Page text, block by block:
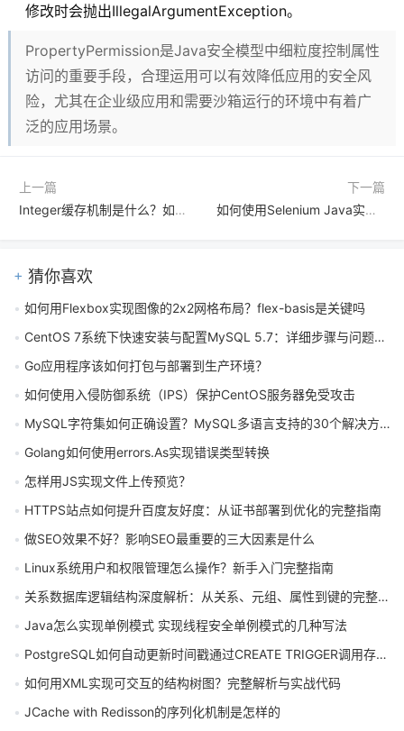
修改时会抛出IllegalArgumentException。
PropertyPermission是Java安全模型中细粒度控制属性
访问的重要手段，合理运用可以有效降低应用的安全风
险，尤其在企业级应用和需要沙箱运行的环境中有着广
泛的应用场景。
上一篇
Integer缓存机制是什么？如何理解负128到127常量池比较陷阱
下一篇
如何使用Selenium Java实现随机元素选择与交互
猜你喜欢
如何用Flexbox实现图像的2x2网格布局？flex-basis是关键吗
CentOS 7系统下快速安装与配置MySQL 5.7：详细步骤与问题解决指南
Go应用程序该如何打包与部署到生产环境？
如何使用入侵防御系统（IPS）保护CentOS服务器免受攻击
MySQL字符集如何正确设置？MySQL多语言支持的30个解决方案有哪些
Golang如何使用errors.As实现错误类型转换
怎样用JS实现文件上传预览？
HTTPS站点如何提升百度友好度：从证书部署到优化的完整指南
做SEO效果不好？影响SEO最重要的三大因素是什么
Linux系统用户和权限管理怎么操作？新手入门完整指南
关系数据库逻辑结构深度解析：从关系、元组、属性到键的完整指南
Java怎么实现单例模式 实现线程安全单例模式的几种写法
PostgreSQL如何自动更新时间戳通过CREATE TRIGGER调用存储过程
如何用XML实现可交互的结构树图？完整解析与实战代码
JCache with Redisson的序列化机制是怎样的